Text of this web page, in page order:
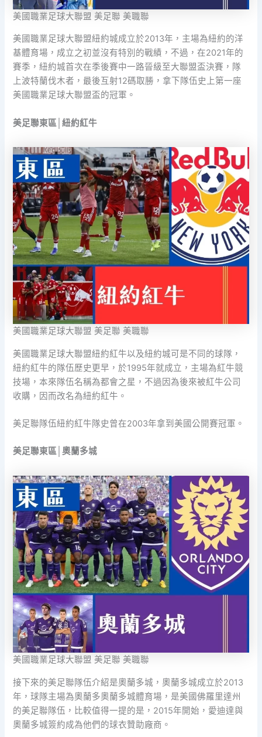
美國職業足球大聯盟 美足聯 美職聯
美國職業足球大聯盟紐約城成立於2013年，主場為紐約的洋
基體育場，成立之初並沒有特別的戰績，不過，在2021年的
賽季，紐約城首次在季後賽中一路晉級至大聯盟盃決賽，隊
上波特蘭伐木者，最後互射12碼取勝，拿下隊伍史上第一座
美國職業足球大聯盟盃的冠軍。
美足聯東區│紐約紅牛
美國職業足球大聯盟 美足聯 美職聯
美國職業足球大聯盟紐約紅牛以及紐約城可是不同的球隊，
紐約紅牛的隊伍歷史更早，於1995年就成立，主場為紅牛競
技場，本來隊伍名稱為都會之星，不過因為後來被紅牛公司
收購，因而改名為紐約紅牛。
美足聯隊伍紐約紅牛隊史曾在2003年拿到美國公開賽冠軍。
美足聯東區│奧蘭多城
美國職業足球大聯盟 美足聯 美職聯
接下來的美足聯隊伍介紹是奧蘭多城，奧蘭多城成立於2013
年，球隊主場為奧蘭多奧蘭多城體育場，是美國佛羅里達州
的美足聯隊伍，比較值得一提的是，2015年開始，愛迪達與
奧蘭多城簽約成為他們的球衣贊助廠商。